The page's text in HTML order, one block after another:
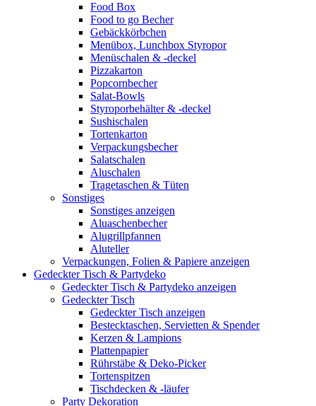
Food Box
Food to go Becher
Gebäckkörbchen
Menübox, Lunchbox Styropor
Menüschalen & -deckel
Pizzakarton
Popcornbecher
Salat-Bowls
Styroporbehälter & -deckel
Sushischalen
Tortenkarton
Verpackungsbecher
Salatschalen
Aluschalen
Tragetaschen & Tüten
Sonstiges
Sonstiges anzeigen
Aluaschenbecher
Alugrillpfannen
Aluteller
Verpackungen, Folien & Papiere anzeigen
Gedeckter Tisch & Partydeko
Gedeckter Tisch & Partydeko anzeigen
Gedeckter Tisch
Gedeckter Tisch anzeigen
Bestecktaschen, Servietten & Spender
Kerzen & Lampions
Plattenpapier
Rührstäbe & Deko-Picker
Tortenspitzen
Tischdecken & -läufer
Party Dekoration